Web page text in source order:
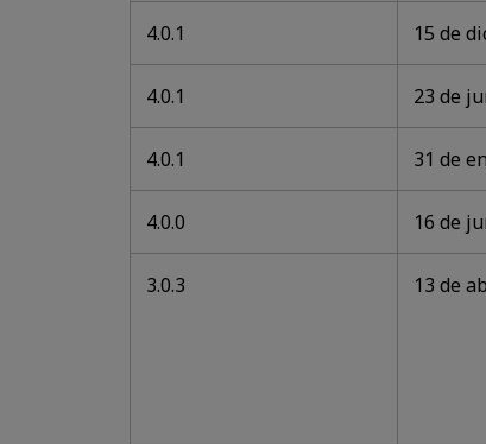
4.0.1 15 de
4.0.1 23 de
4.0.1 31 de
4.0.0 16 de
3.0.3 13 de